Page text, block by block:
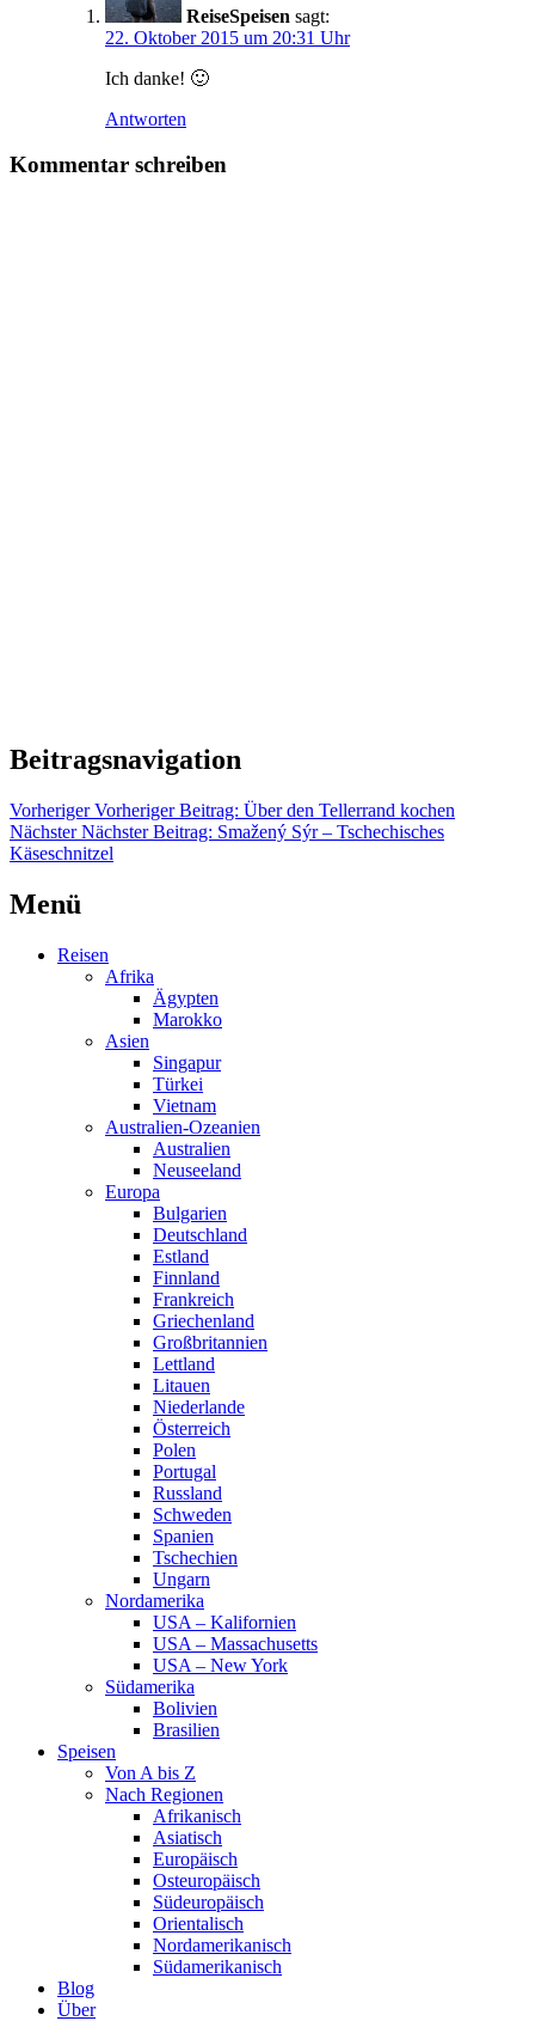
ReiseSpeisen sagt:
22. Oktober 2015 um 20:31 Uhr
Ich danke! 🙂
Antworten
Kommentar schreiben
Beitragsnavigation
Vorheriger Vorheriger Beitrag: Über den Tellerrand kochen
Nächster Nächster Beitrag: Smažený Sýr – Tschechisches
Käseschnitzel
Menü
Reisen
Afrika
Ägypten
Marokko
Asien
Singapur
Türkei
Vietnam
Australien-Ozeanien
Australien
Neuseeland
Europa
Bulgarien
Deutschland
Estland
Finnland
Frankreich
Griechenland
Großbritannien
Lettland
Litauen
Niederlande
Österreich
Polen
Portugal
Russland
Schweden
Spanien
Tschechien
Ungarn
Nordamerika
USA – Kalifornien
USA – Massachusetts
USA – New York
Südamerika
Bolivien
Brasilien
Speisen
Von A bis Z
Nach Regionen
Afrikanisch
Asiatisch
Europäisch
Osteuropäisch
Südeuropäisch
Orientalisch
Nordamerikanisch
Südamerikanisch
Blog
Über